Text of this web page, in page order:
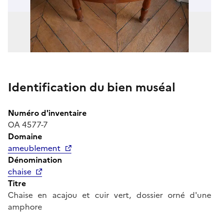
Identification du bien muséal
Numéro d'inventaire
OA 4577-7
Domaine
ameublement
Dénomination
chaise
Titre
Chaise en acajou et cuir vert, dossier orné d'une
amphore